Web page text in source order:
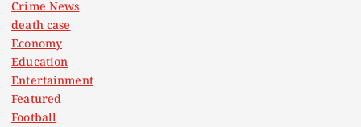
Crime News
death case
Economy
Education
Entertainment
Featured
Football